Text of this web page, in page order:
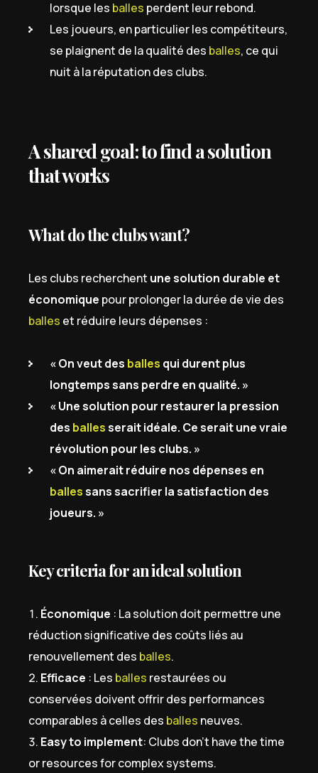
lorsque les balles perdent leur rebond.
Les joueurs, en particulier les compétiteurs,
se plaignent de la qualité des balles, ce qui
nuit à la réputation des clubs.
A shared goal: to find a solution
that works
What do the clubs want?
Les clubs recherchent une solution durable et
économique pour prolonger la durée de vie des
balles et réduire leurs dépenses :
« On veut des balles qui durent plus
longtemps sans perdre en qualité. »
« Une solution pour restaurer la pression
des ballesserait idéale. Ce serait une vraie
révolution pour les clubs. »
« On aimerait réduire nos dépenses en
ballessans sacrifier la satisfaction des
joueurs. »
Key criteria for an ideal solution
Économique : La solution doit permettre une
réduction significative des coûts liés au
renouvellement des balles.
Efficace : Les balles restaurées ou
conservées doivent offrir des performances
comparables à celles des balles neuves.
Easy to implement: Clubs don’t have the time
or resources for complex systems.